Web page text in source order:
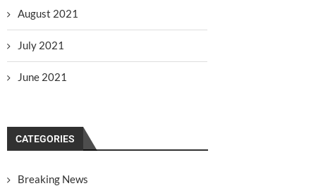
August 2021
July 2021
June 2021
CATEGORIES
Breaking News